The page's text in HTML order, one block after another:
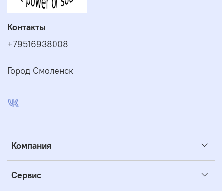
Компания
Сервис
Контакты
+79516938008
Город Смоленск